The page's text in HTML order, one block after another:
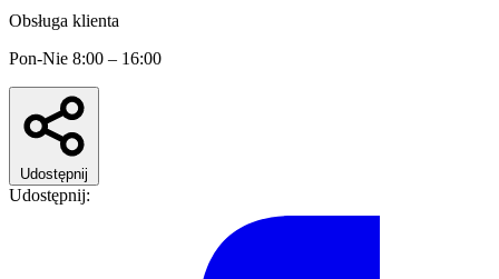
Obsługa klienta
Pon-Nie 8:00 – 16:00
Udostępnij
Udostępnij: